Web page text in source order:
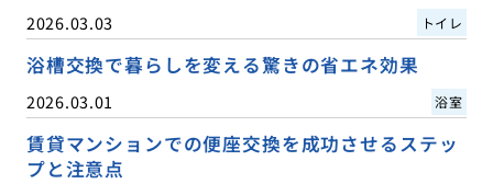
2026.03.03 トイレ
浴槽交換で暮らしを変える驚きの省エネ効果
2026.03.01 浴室
賃貸マンションでの便座交換を成功させるステッ
プと注意点